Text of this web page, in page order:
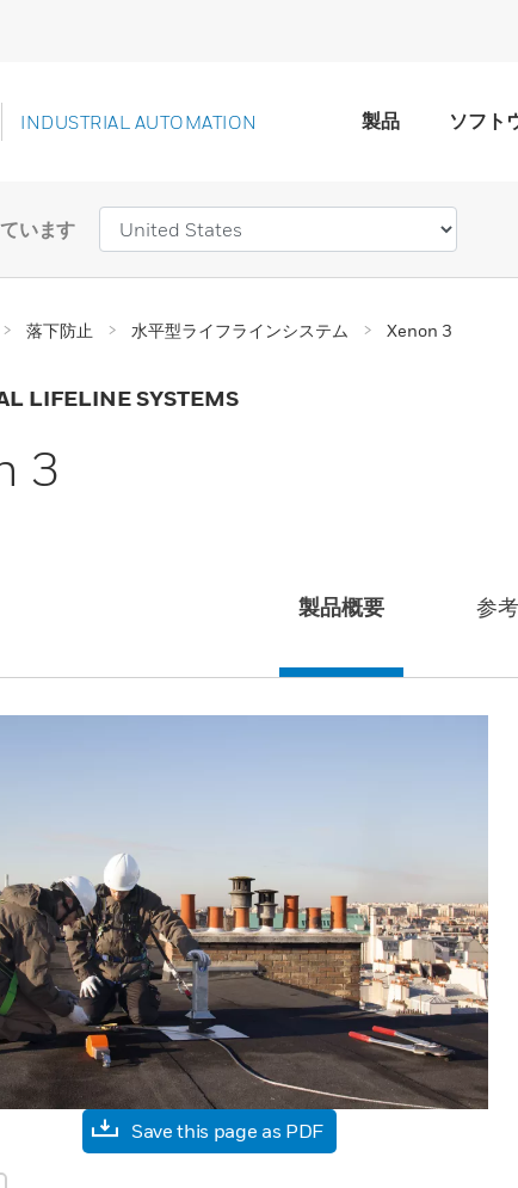
INDUSTRIAL AUTOMATION 製品 ソフト
います
落下防止 水平型ライフラインシステム Xenon 3
LIFELINE SYSTEMS
3
製品概要 参
Save this page as PDF